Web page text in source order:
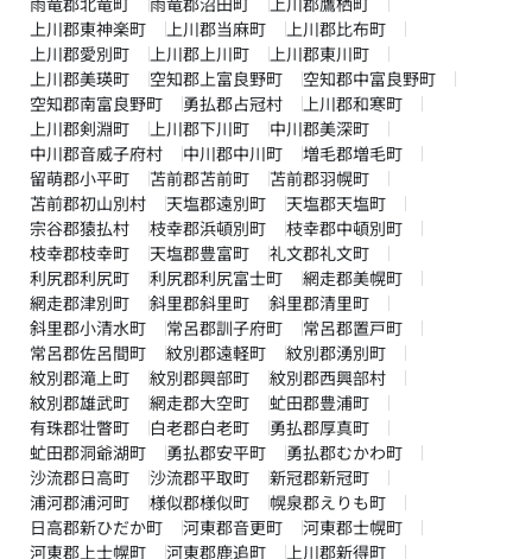
上川郡東神楽町
上川郡当麻町
上川郡比布町
上川郡愛別町
上川郡上川町
上川郡東川町
上川郡美瑛町
空知郡上富良野町
空知郡中富良野町
空知郡南富良野町
勇払郡占冠村
上川郡和寒町
上川郡剣淵町
上川郡下川町
中川郡美深町
中川郡音威子府村
中川郡中川町
増毛郡増毛町
留萌郡小平町
苫前郡苫前町
苫前郡羽幌町
苫前郡初山別村
天塩郡遠別町
天塩郡天塩町
宗谷郡猿払村
枝幸郡浜頓別町
枝幸郡中頓別町
枝幸郡枝幸町
天塩郡豊富町
礼文郡礼文町
利尻郡利尻町
利尻郡利尻富士町
網走郡美幌町
網走郡津別町
斜里郡斜里町
斜里郡清里町
斜里郡小清水町
常呂郡訓子府町
常呂郡置戸町
常呂郡佐呂間町
紋別郡遠軽町
紋別郡湧別町
紋別郡滝上町
紋別郡興部町
紋別郡西興部村
紋別郡雄武町
網走郡大空町
虻田郡豊浦町
有珠郡壮瞥町
白老郡白老町
勇払郡厚真町
虻田郡洞爺湖町
勇払郡安平町
勇払郡むかわ町
沙流郡日高町
沙流郡平取町
新冠郡新冠町
浦河郡浦河町
様似郡様似町
幌泉郡えりも町
日高郡新ひだか町
河東郡音更町
河東郡士幌町
河東郡上士幌町
河東郡鹿追町
上川郡新得町